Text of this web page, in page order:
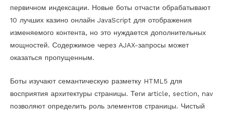
первичном индексации. Новые боты отчасти обрабатывают
10 лучших казино онлайн JavaScript для отображения
изменяемого контента, но это нуждается дополнительных
мощностей. Содержимое через AJAX-запросы может
оказаться пропущенным.
Боты изучают семантическую разметку HTML5 для
восприятия архитектуры страницы. Теги article, section, nav
позволяют определить роль элементов страницы. Чистый